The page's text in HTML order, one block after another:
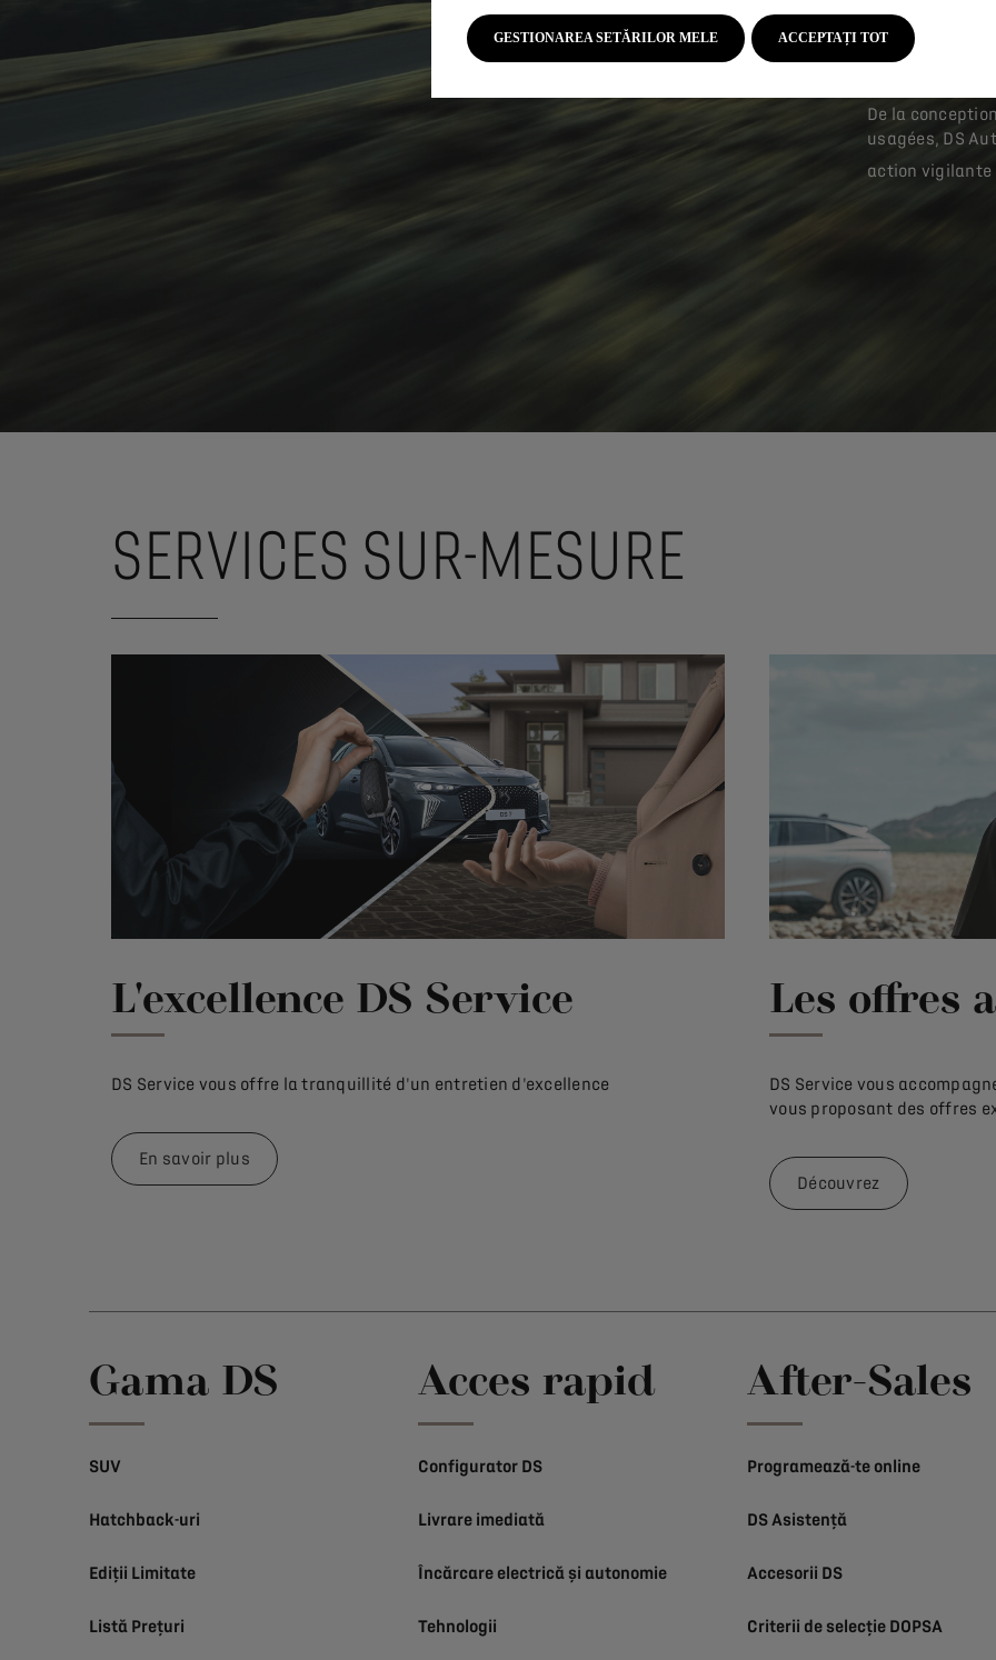
Constructeur
dans le
De la
usagées, DS
action vigilante
SERVICES SUR-MESURE
L'excellence DS Service
DS Service vous offre la tranquillité d'un entretien d'excellence
En savoir plus
Les offres
DS Service vous
vous proposant des offres
Découvrez
Gama DS
SUV
Hatchback-uri
Ediții Limitate
Listă Prețuri
Acces rapid
Configurator DS
Livrare imediată
Încărcare electrică și autonomie
Tehnologii
After-Sales
Programează-te online
DS Asistență
Accesorii DS
Criterii de selecție DOPSA
GESTIONAREA SETĂRILOR MELE ACCEPTAȚI TOT